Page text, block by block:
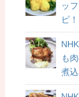
ッ
ピ！
も
煮